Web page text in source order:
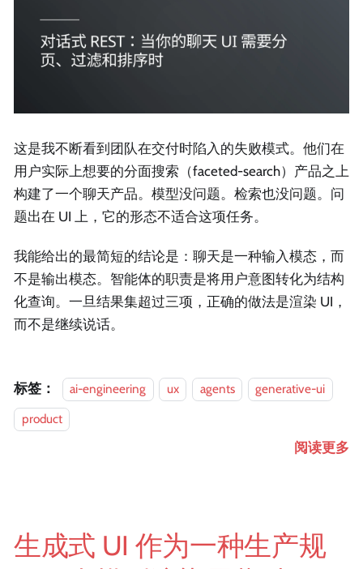
这是我不断看到团队在交付时陷入的失败模式。他们在
用户实际上想要的分面搜索（faceted-search）产品之上
构建了一个聊天产品。模型没问题。检索也没问题。问
题出在 UI 上，它的形态不适合这项任务。
我能给出的最简短的结论是：聊天是一种输入模态，而
不是输出模态。智能体的职责是将用户意图转化为结构
化查询。一旦结果集超过三项，正确的做法是渲染 UI，
而不是继续说话。
标签： ai-engineering ux agents
generative-ui
product
阅读更多
生成式 UI 作为一种生产规